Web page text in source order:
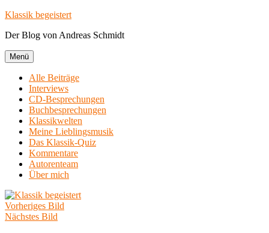
Zum
springen
Klassik begeistert
Der Blog von Andreas Schmidt
Menü
Alle Beiträge
Interviews
CD-Besprechungen
Buchbesprechungen
Klassikwelten
Meine Lieblingsmusik
Das Klassik-Quiz
Kommentare
Autorenteam
Über mich
Vorheriges Bild
Nächstes Bild